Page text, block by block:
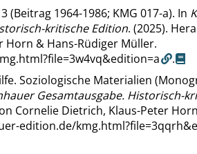
(Beitrag 1964-1986; KMG 017-a). In
kritische Edition. (2025).
Horn & Hans-Rüdiger Müller.
.
Soziologische Materialien
Gesamtausgabe. Historisch-
Cornelie Dietrich, Klaus-Peter
edition.de/